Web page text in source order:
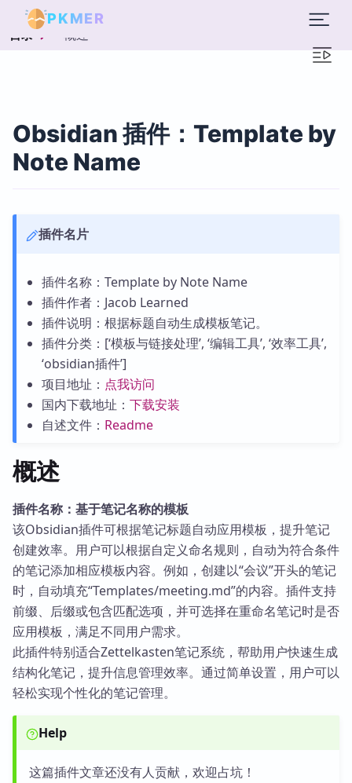
PKMER
目录 概述
Obsidian 插件：Template by
Note Name
插件名片
插件名称：Template by Note Name
插件作者：Jacob Learned
插件说明：根据标题自动生成模板笔记。
插件分类：[‘模板与链接处理’, ‘编辑工具’, ‘效率工具’,
‘obsidian插件’]
项目地址： 点我访问
国内下载地址： 下载安装
自述文件： Readme
概述
插件名称：基于笔记名称的模板
该Obsidian插件可根据笔记标题自动应用模板，提升笔记
创建效率。用户可以根据自定义命名规则，自动为符合条件
的笔记添加相应模板内容。例如，创建以“会议”开头的笔记
时，自动填充“Templates/meeting.md”的内容。插件支持
前缀、后缀或包含匹配选项，并可选择在重命名笔记时是否
应用模板，满足不同用户需求。
此插件特别适合Zettelkasten笔记系统，帮助用户快速生成
结构化笔记，提升信息管理效率。通过简单设置，用户可以
轻松实现个性化的笔记管理。
Help
这篇插件文章还没有人贡献，欢迎占坑！